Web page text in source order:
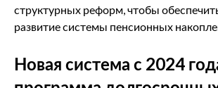
структурных реформ, чтобы
развитие системы пенсионных
Новая система с 2024